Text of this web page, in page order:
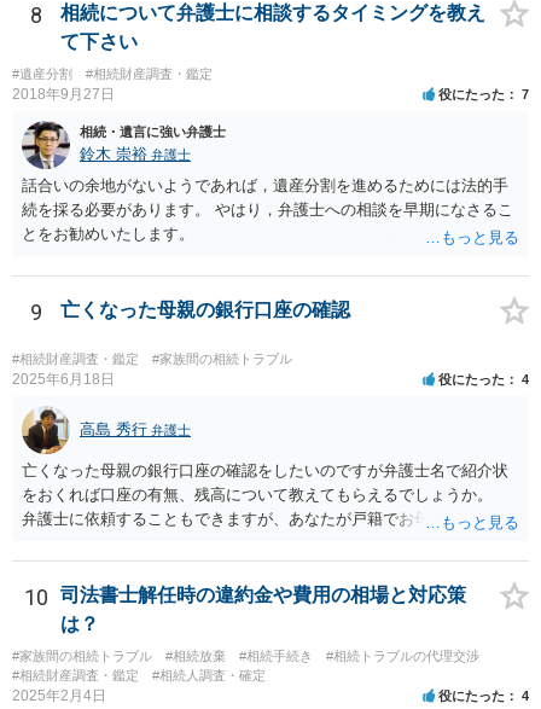
8
相続について弁護士に相談するタイミングを教え
て下さい
#遺産分割 #相続財産調査・鑑定
2018年9月27日 役にたった 7
相続・遺言に強い弁護士
鈴木 崇裕 弁護士
話合いの余地がないようであれば，遺産分割を進めるためには法的手
続を採る必要があります。 やはり，弁護士への相談を早期になさるこ
とをお勧めいたします。
9 亡くなった母親の銀行口座の確認
#相続財産調査・鑑定 #家族間の相続トラブル
2025年6月18日 役にたった 4
高島 秀行 弁護士
亡くなった母親の銀行口座の確認をしたいのですが弁護士名で紹介状
をおくれば口座の有無、残高について教えてもらえるでしょうか。
弁護士に依頼することもできますが、あなたが戸籍でお母さんの相続
高は教えてくれると思います。 自分ではよくわからないということ
であれば、弁護士に相談し依頼されたら良いと思います。
10
司法書士解任時の違約金や費用の相場と対応策
は？
#家族間の相続トラブル #相続放棄 #相続手続き
#相続トラブルの代理交渉
#相続財産調査・鑑定
#相続人調査・確定
2025年2月4日 役にたった 4